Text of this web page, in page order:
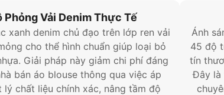
Phỏng Vải Denim Thực Tế
xanh denim chủ đạo trên lớp ren vải
cho thể hình chuẩn giúp loại bỏ
Giải pháp này giảm chi phí đáng
bán áo blouse thông qua việc áp
lý chất liệu chính xác, nâng tầm độ
Ánh
45 độ
tín
Đây là